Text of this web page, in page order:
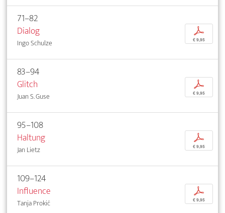
71–82
Dialog
Ingo Schulze
p
€ 9,95
83–94
Glitch
Juan S. Guse
p
€ 9,95
95–108
Haltung
Jan Lietz
p
€ 9,95
109–124
Influence
Tanja Prokić
p
€ 9,95